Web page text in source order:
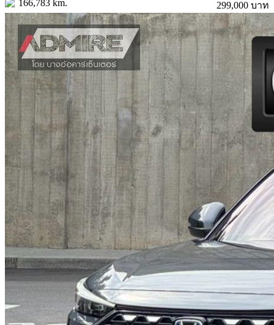
166,783 km. 299,000 บาท